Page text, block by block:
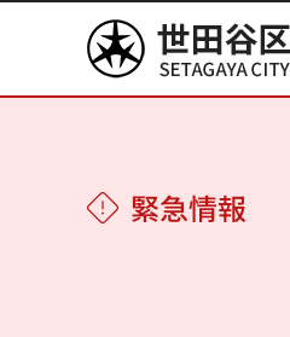
世田谷区
緊急情報